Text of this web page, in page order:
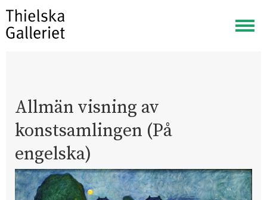
Visa
meny
Allmän visning av
konstsamlingen (På
engelska)